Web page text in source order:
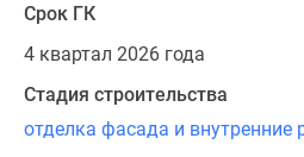
Срок ГК
4 квартал 2026 года
Стадия строительства
отделка фасада и внутренние